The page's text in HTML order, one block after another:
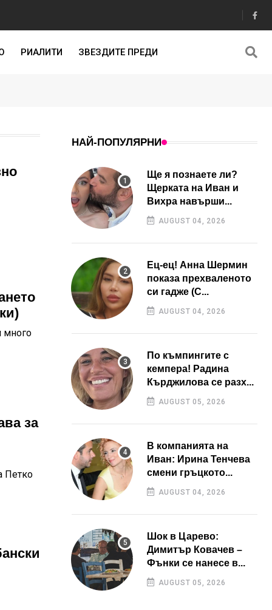
РИАЛИТИ ЗВЕЗДИТЕ ПРЕДИ
много
за
Петко
НАЙ-ПОПУЛЯРНИ
Ще я познаете ли?
Щерката на Иван и
Вихра навърши...
AUGUST 04, 2026
Ец-ец! Анна Шермин
показа прехваленото
си гадже (С...
AUGUST 04, 2026
По къмпингите с
кемпера! Радина
Кърджилова се разх...
AUGUST 05, 2026
В компанията на
Иван: Ирина Тенчева
смени гръцкото...
AUGUST 04, 2026
Шок в Царево:
Димитър Ковачев –
Фънки се нанесе в...
AUGUST 05, 2026